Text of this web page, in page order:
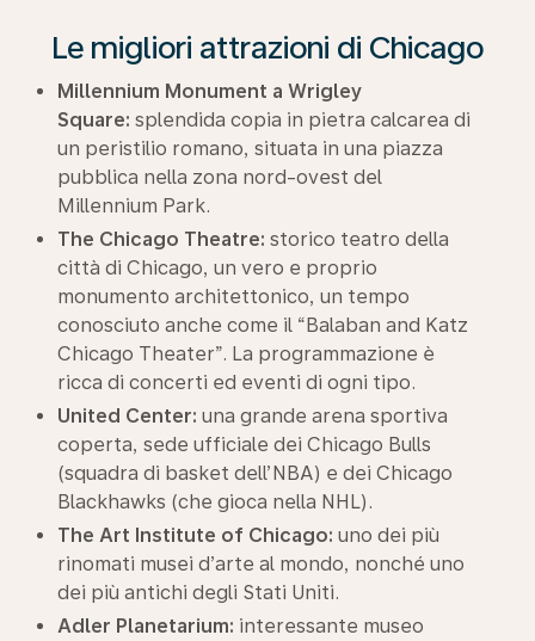
Le migliori attrazioni di Chicago
Millennium Monument a Wrigley
Square: splendida copia in pietra calcarea di
un peristilio romano, situata in una piazza
pubblica nella zona nord-ovest del
Millennium Park.
The Chicago Theatre: storico teatro della
città di Chicago, un vero e proprio
monumento architettonico, un tempo
conosciuto anche come il “Balaban and Katz
Chicago Theater”. La programmazione è
ricca di concerti ed eventi di ogni tipo.
United Center: una grande arena sportiva
coperta, sede ufficiale dei Chicago Bulls
(squadra di basket dell’NBA) e dei Chicago
Blackhawks (che gioca nella NHL).
The Art Institute of Chicago: uno dei più
rinomati musei d’arte al mondo, nonché uno
dei più antichi degli Stati Uniti.
Adler Planetarium: interessante museo